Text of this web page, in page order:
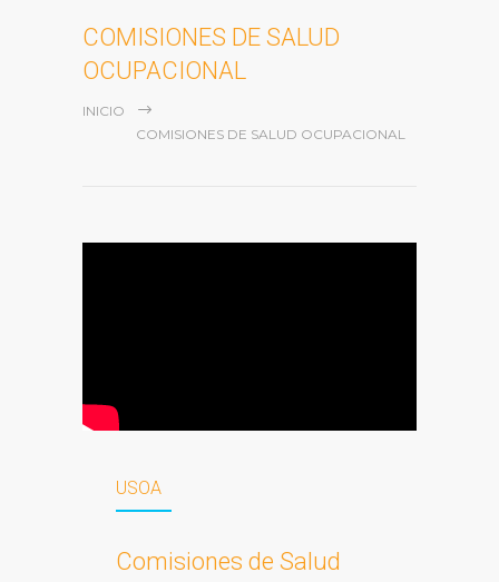
COMISIONES DE SALUD
OCUPACIONAL
INICIO
COMISIONES DE SALUD OCUPACIONAL
USOA
Comisiones de Salud